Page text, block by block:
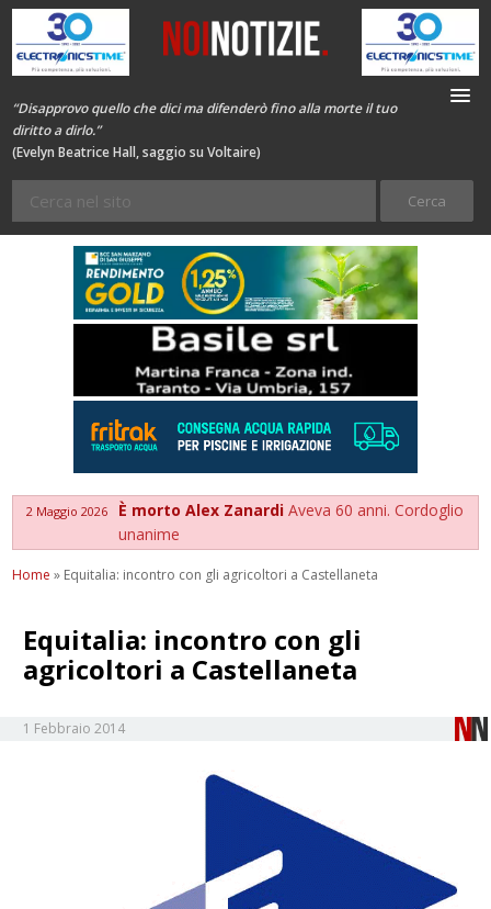
“Disapprovo quello che dici ma difenderò fino alla morte il tuo
diritto a dirlo.”
(Evelyn Beatrice Hall, saggio su Voltaire)
2 Maggio 2026 È morto Alex ZanardiAveva 60 anni. Cordoglio
unanime
Home » Equitalia: incontro con gli agricoltori a Castellaneta
Equitalia: incontro con gli
agricoltori a Castellaneta
1 Febbraio 2014